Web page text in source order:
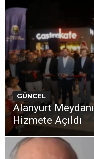
GÜNCEL
Alanyurt
Hizmete Açıldı